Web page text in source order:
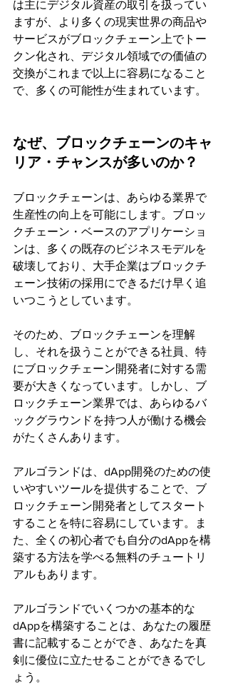
は主にデジタル資産の取引を扱ってい
ますが、より多くの現実世界の商品や
サービスがブロックチェーン上でトー
クン化され、デジタル領域での価値の
交換がこれまで以上に容易になること
で、多くの可能性が生まれています。
なぜ、ブロックチェーンのキャ
リア・チャンスが多いのか？
ブロックチェーンは、あらゆる業界で
生産性の向上を可能にします。ブロッ
クチェーン・ベースのアプリケーショ
ンは、多くの既存のビジネスモデルを
破壊しており、大手企業はブロックチ
ェーン技術の採用にできるだけ早く追
いつこうとしています。
そのため、ブロックチェーンを理解
し、それを扱うことができる社員、特
にブロックチェーン開発者に対する需
要が大きくなっています。しかし、ブ
ロックチェーン業界では、あらゆるバ
ックグラウンドを持つ人が働ける機会
がたくさんあります。
アルゴランドは、dApp開発のための使
いやすいツールを提供することで、ブ
ロックチェーン開発者としてスタート
することを特に容易にしています。ま
た、全くの初心者でも自分のdAppを構
築する方法を学べる無料のチュートリ
アルもあります。
アルゴランドでいくつかの基本的な
dAppを構築することは、あなたの履歴
書に記載することができ、あなたを真
剣に優位に立たせることができるでし
ょう。